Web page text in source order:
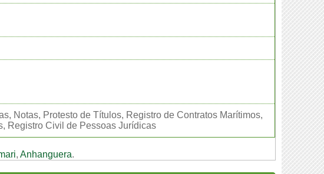
Notas, Protesto de Títulos, Registro de Contratos Marítimos,
Registro Civil de Pessoas Jurídicas
, Anhanguera.